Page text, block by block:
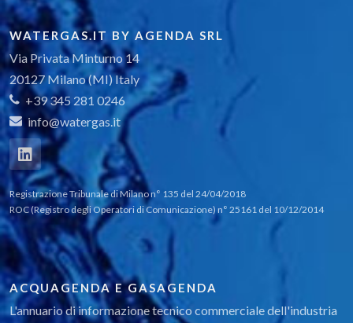
WATERGAS.IT BY AGENDA SRL
Via Privata Minturno 14
20127 Milano (MI) Italy
+39 345 281 0246
info@watergas.it
Registrazione Tribunale di Milano n° 135 del 24/04/2018
ROC (Registro degli Operatori di Comunicazione) n° 25161 del 10/12/2014
ACQUAGENDA E GASAGENDA
L'annuario di informazione tecnico commerciale dell'industria